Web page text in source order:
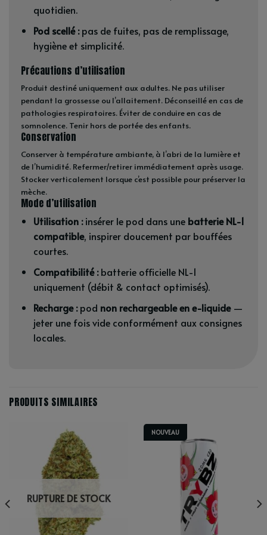
quotidien.
Pod scellé :pas de fuites, pas de remplissage,
hygiène et simplicité.
Précautions d’utilisation
Produit destiné uniquement aux adultes. Ne pas utiliser
pendant la grossesse ou l’allaitement. Déconseillé en cas de
pathologies respiratoires. Éviter de conduire en cas de
somnolence. Tenir hors de portée des enfants.
Conservation
Conserver à température ambiante, à l’abri de la lumière et
de l’humidité. Refermer/retirer immédiatement après usage.
Stocker verticalement lorsque c’est possible pour préserver la
mèche.
Mode d’utilisation
Utilisation :insérer le pod dans une batterie NL-1
compatible, inspirer doucement par bouffées
courtes.
Compatibilité :batterie officielle NL-1
uniquement (débit & contact optimisés).
Recharge :pod non rechargeable en e-liquide—
jeter une fois vide conformément aux consignes
locales.
PRODUITS SIMILAIRES
RUPTURE DE STOCK
NOUVEAU